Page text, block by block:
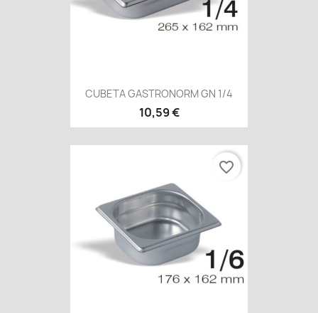
CUBETA GASTRONORM GN 1/4
10,59 €
favorite_border